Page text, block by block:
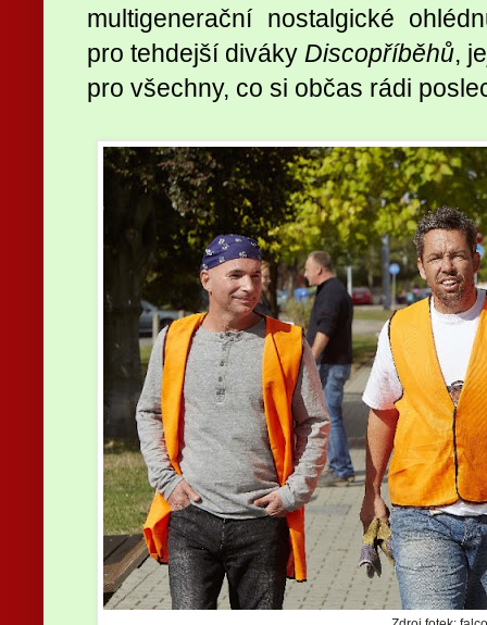
multigenerační nostalgické
pro tehdejší diváky Discopříběhů,
pro všechny, co si občas rádi